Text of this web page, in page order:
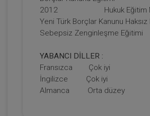
Mal Rejimleri Hukuku - IV.
Kongresi - IV. Oturum
2012 Hukuk Eğitim
Yeni Türk Borçlar Kanunu Haksız
Sebepsiz Zenginleşme Eğitimi
YABANCI DİLLER :
Fransızca Çok iyi
İngilizce Çok iyi
Almanca Orta düzey